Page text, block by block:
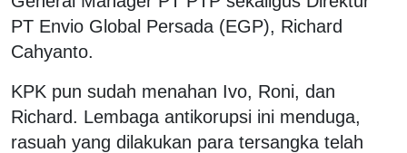
PT Envio Global Persada (EGP), Richard
Cahyanto.
KPK pun sudah menahan Ivo, Roni, dan
Richard. Lembaga antikorupsi ini menduga,
rasuah yang dilakukan para tersangka telah